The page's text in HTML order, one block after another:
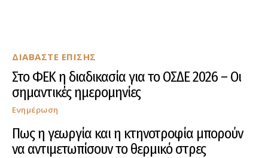
ΔΙΑΒΑΣΤΕ ΕΠΙΣΗΣ
Στο ΦΕΚ η διαδικασία για το ΟΣΔΕ 2026 – Οι
σημαντικές ημερομηνίες
Ενημέρωση
Πως η γεωργία και η κτηνοτροφία μπορούν
να αντιμετωπίσουν το θερμικό στρες